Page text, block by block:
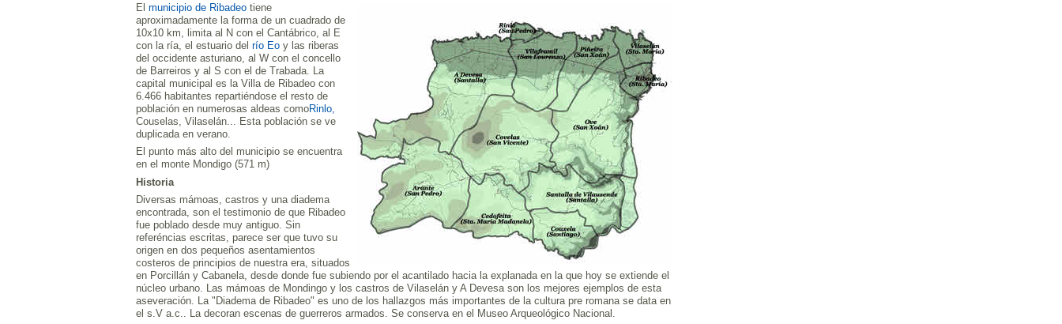
El municipio de Ribadeo tiene
aproximadamente la forma de un cuadrado de
10x10 km, limita al N con el Cantábrico, al E
con la ría, el estuario del río Eo y las riberas
del occidente asturiano, al W con el concello
de Barreiros y al S con el de Trabada. La
capital municipal es la Villa de Ribadeo con
6.466 habitantes repartiéndose el resto de
población en numerosas aldeas comoRinlo,
Couselas, Vilaselán... Esta población se ve
duplicada en verano.
El punto más alto del municipio se encuentra
en el monte Mondigo (571 m)
Historia
Diversas mámoas, castros y una diadema
encontrada, son el testimonio de que Ribadeo
fue poblado desde muy antiguo. Sin
referéncias escritas, parece ser que tuvo su
origen en dos pequeños asentamientos
costeros de principios de nuestra era, situados
en Porcillán y Cabanela, desde donde fue subiendo por el acantilado hacia la explanada en la que hoy se extiende el
núcleo urbano. Las mámoas de Mondingo y los castros de Vilaselán y A Devesa son los mejores ejemplos de esta
aseveración. La "Diadema de Ribadeo" es uno de los hallazgos más importantes de la cultura pre romana se data en
el s.V a.c.. La decoran escenas de guerreros armados. Se conserva en el Museo Arqueológico Nacional.